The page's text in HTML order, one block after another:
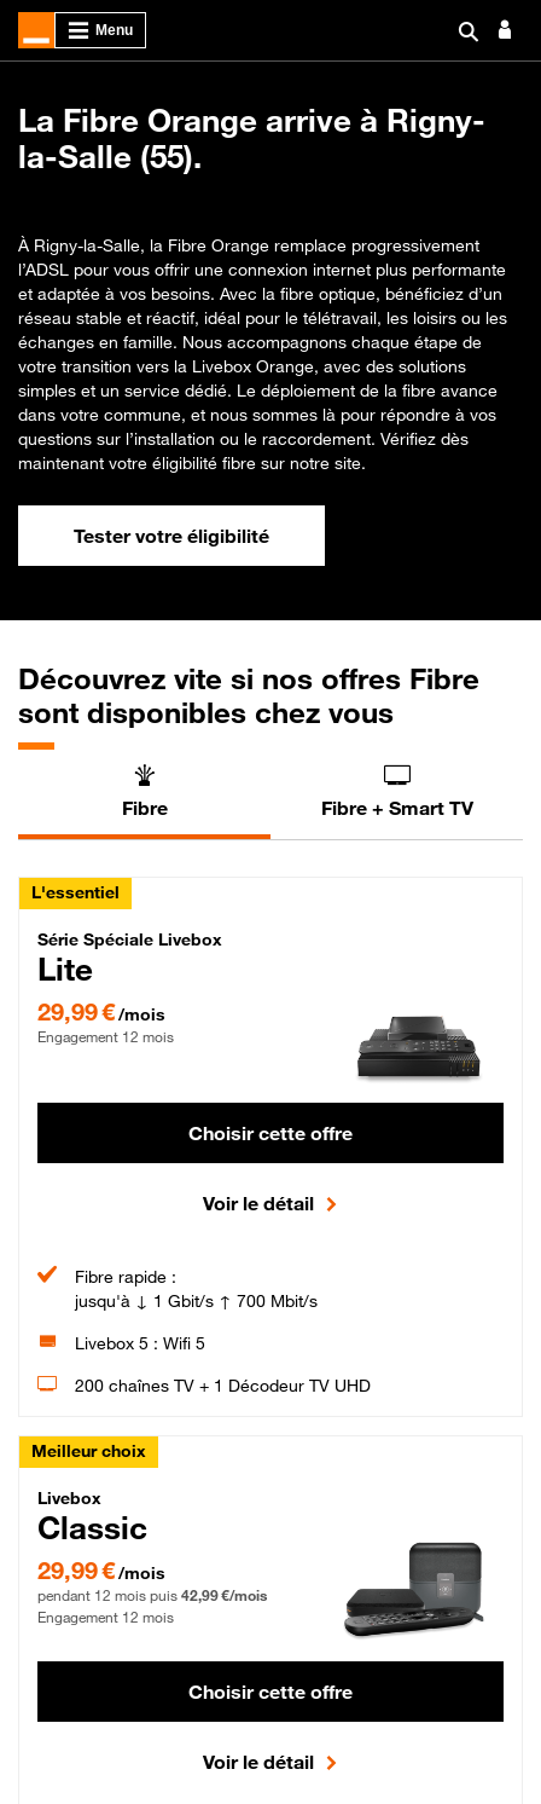
La Fibre Orange arrive à Rigny-
la-Salle (55).
À Rigny-la-Salle, la Fibre Orange remplace progressivement
l’ADSL pour vous offrir une connexion internet plus performante
et adaptée à vos besoins. Avec la fibre optique, bénéficiez d’un
réseau stable et réactif, idéal pour le télétravail, les loisirs ou les
échanges en famille. Nous accompagnons chaque étape de
votre transition vers la Livebox Orange, avec des solutions
simples et un service dédié. Le déploiement de la fibre avance
dans votre commune, et nous sommes là pour répondre à vos
questions sur l’installation ou le raccordement. Vérifiez dès
maintenant votre éligibilité fibre sur notre site.
Tester votre éligibilité
Découvrez vite si nos offres Fibre
sont disponibles chez vous
Fibre Fibre + Smart TV
L'essentiel
Série Spéciale Livebox Lite Fibre
Série Spéciale Livebox
Lite
29,99 €/mois
Engagement 12 mois
Choisir cette offre
Voir le détail
Fibre rapide :
jusqu'à ↓ 1 Gbit/s ↑ 700 Mbit/s
Livebox 5 : Wifi 5
200 chaînes TV + 1 Décodeur TV UHD
Meilleur choix
Livebox Classic Fibre
Livebox
Classic
29,99 € par mois pendant 12 mois puis 42,99 € par mois, Engagement 12 mois
29,99 €/mois
pendant 12 mois puis 42,99 €/mois
Engagement 12 mois
Choisir cette offre
Voir le détail